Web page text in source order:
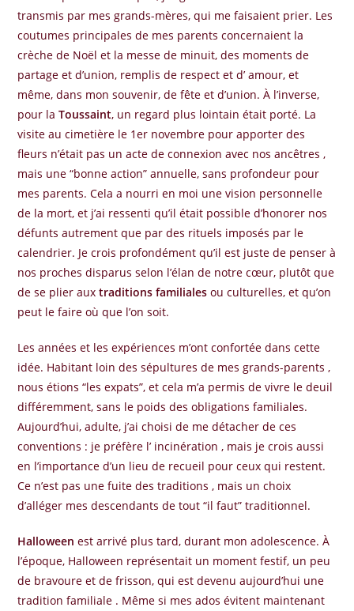
transmis par mes grands-mères, qui me faisaient prier. Les
coutumes principales de mes parents concernaient la
crèche de Noël et la messe de minuit, des moments de
partage et d’union, remplis de respect et d’ amour, et
même, dans mon souvenir, de fête et d’union. À l’inverse,
pour laToussaint, un regard plus lointain était porté. La
visite au cimetière le 1er novembre pour apporter des
fleurs n’était pas un acte de connexion avec nos ancêtres ,
mais une “bonne action” annuelle, sans profondeur pour
mes parents. Cela a nourri en moi une vision personnelle
de la mort, et j’ai ressenti qu’il était possible d’honorer nos
défunts autrement que par des rituels imposés par le
calendrier. Je crois profondément qu’il est juste de penser à
nos proches disparus selon l’élan de notre cœur, plutôt que
de se plier auxtraditions familiales ou culturelles, et qu’on
peut le faire où que l’on soit.
Les années et les expériences m’ont confortée dans cette
idée. Habitant loin des sépultures de mes grands-parents ,
nous étions “les expats”, et cela m’a permis de vivre le deuil
différemment, sans le poids des obligations familiales.
Aujourd’hui, adulte, j’ai choisi de me détacher de ces
conventions : je préfère l’ incinération , mais je crois aussi
en l’importance d’un lieu de recueil pour ceux qui restent.
Ce n’est pas une fuite des traditions , mais un choix
d’alléger mes descendants de tout “il faut” traditionnel.
Halloween est arrivé plus tard, durant mon adolescence. À
l’époque, Halloween représentait un moment festif, un peu
de bravoure et de frisson, qui est devenu aujourd’hui une
tradition familiale . Même si mes ados évitent maintenant